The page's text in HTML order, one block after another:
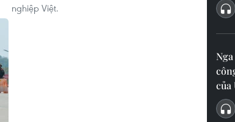
nghiệp Việt.
của